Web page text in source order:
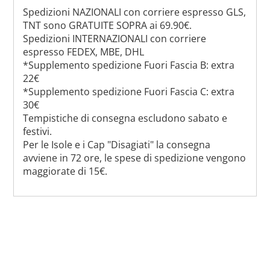
Spedizioni NAZIONALI con corriere espresso GLS,
TNT sono GRATUITE SOPRA ai 69.90€.
Spedizioni INTERNAZIONALI con corriere
espresso FEDEX, MBE, DHL
*Supplemento spedizione Fuori Fascia B: extra
22€
*Supplemento spedizione Fuori Fascia C: extra
30€
Tempistiche di consegna escludono sabato e
festivi.
Per le Isole e i Cap "Disagiati" la consegna
avviene in 72 ore, le spese di spedizione vengono
maggiorate di 15€.